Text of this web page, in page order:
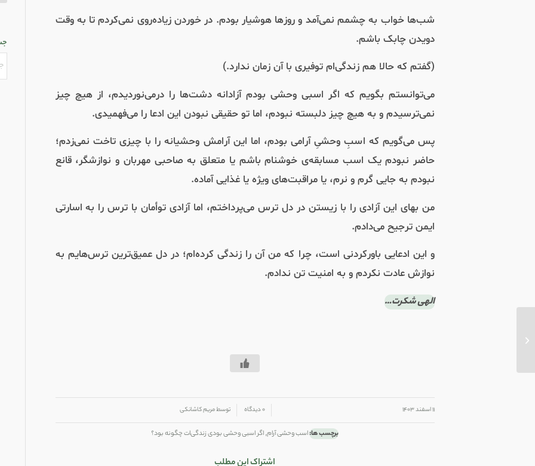
شب‌ها خواب به چشمم نمی‌آمد و روزها هوشیار بودم. در خوردن زیاده‌روی نمی‌کردم تا به وقت
دویدن چابک باشم.
(گفتم که حالا هم زندگی‌ام توفیری با آن زمان ندارد.)
می‌توانستم بگویم که اگر اسبی وحشی بودم آزادانه دشت‌ها را درمی‌نوردیدم، از هیچ چیز
نمی‌ترسیدم و به هیچ چیز دلبسته نبودم، اما تو حقیقی نبودن این ادعا را می‌فهمیدی.
پس می‌گویم که اسبِ وحشیِ آرامی بودم، اما این آرامش وحشیانه را با چیزی تاخت نمی‌زدم؛
حاضر نبودم یک اسب مسابقه‌ی خوشنام باشم یا متعلق به صاحبی مهربان و نوازشگر، قانع
نبودم به جایی گرم و نرم، یا مراقبت‌های ویژه یا غذایی آماده.
من بهای این آزادی را با زیستن در دل ترس می‌پرداختم، اما آزادی توأمان با ترس را به اسارتی
ایمن ترجیح می‌دادم.
و این ادعایی باورکردنی است، چرا که من آن را زندگی کرده‌ام؛ در دل عمیق‌ترین ترس‌هایم به
نوازش عادت نکردم و به امنیت تن ندادم.
الهی شکرت…
۱۱ اسفند ۱۴۰۳ ۰ دیدگاه توسطمریم کاشانکی
برچسب ها:اسب وحشی آرام,اگر اسبی وحشی بودی زندگی‌ات چگونه بود؟
پیشانیِ بلند دستِ کوتاه را جبران نمی‌کند